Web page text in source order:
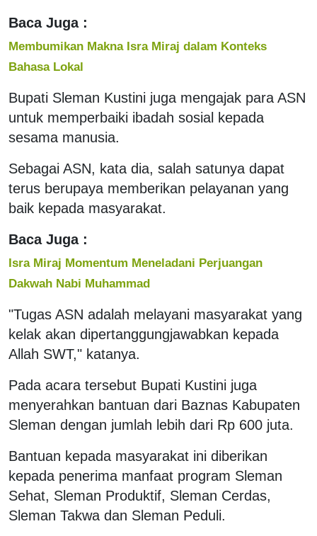
Baca Juga :
Membumikan Makna Isra Miraj dalam Konteks
Bahasa Lokal
Bupati Sleman Kustini juga mengajak para ASN
untuk memperbaiki ibadah sosial kepada
sesama manusia.
Sebagai ASN, kata dia, salah satunya dapat
terus berupaya memberikan pelayanan yang
baik kepada masyarakat.
Baca Juga :
Isra Miraj Momentum Meneladani Perjuangan
Dakwah Nabi Muhammad
"Tugas ASN adalah melayani masyarakat yang
kelak akan dipertanggungjawabkan kepada
Allah SWT," katanya.
Pada acara tersebut Bupati Kustini juga
menyerahkan bantuan dari Baznas Kabupaten
Sleman dengan jumlah lebih dari Rp 600 juta.
Bantuan kepada masyarakat ini diberikan
kepada penerima manfaat program Sleman
Sehat, Sleman Produktif, Sleman Cerdas,
Sleman Takwa dan Sleman Peduli.